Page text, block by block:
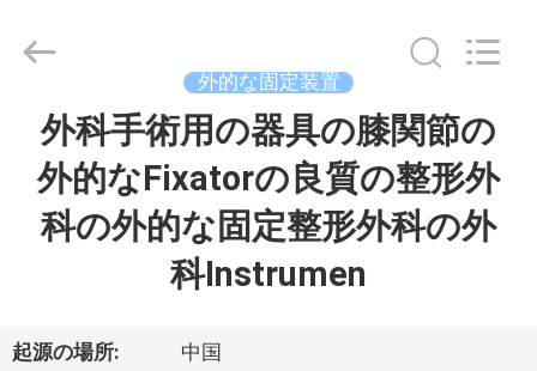
私
外的な固定装置
外科手術用の器具の膝関節の
外的なFixatorの良質の整形外
科の外的な固定整形外科の外
科Instrumen
起源の場所: 中国